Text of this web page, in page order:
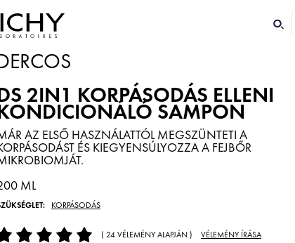
2IN1 KORPÁSODÁS ELLENI
SAMPON
AZ ELSŐ HASZNÁLATTÓL MEGSZÜNTETI A
ÉS KIEGYENSÚLYOZZA A FEJBŐR
ML
KORPÁSODÁS
( 24 VÉLEMÉNY ALAPJÁN ) VÉLEMÉNY ÍRÁSA